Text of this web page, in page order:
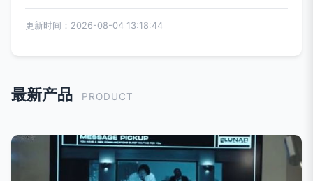
更新时间：2026-08-04 13:18:44
最新产品 PRODUCT